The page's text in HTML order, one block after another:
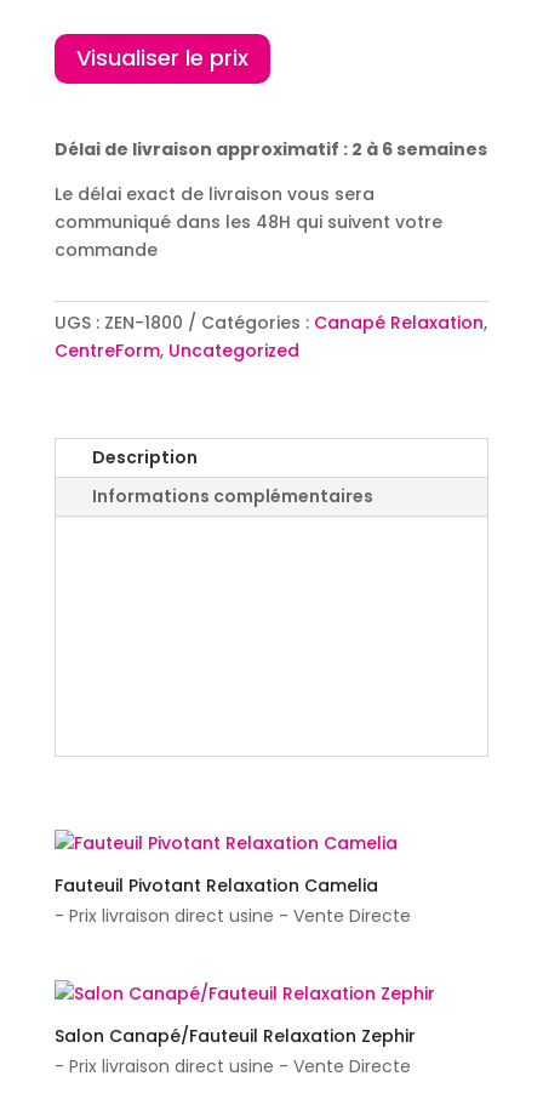
Visualiser le prix
Délai de livraison approximatif : 2 à 6 semaines
Le délai exact de livraison vous sera
communiqué dans les 48H qui suivent votre
commande
UGS : ZEN-1800 Catégories : Canapé Relaxation,
CentreForm, Uncategorized
Description
Informations complémentaires
Fauteuil Pivotant Relaxation Camelia
- Prix livraison direct usine - Vente Directe
Salon Canapé/Fauteuil Relaxation Zephir
- Prix livraison direct usine - Vente Directe